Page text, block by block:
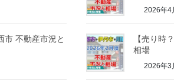
2026年4
市 不動産市況と
【売り時
相場
2026年3